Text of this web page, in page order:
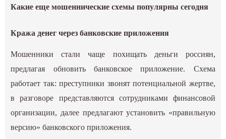
Какие еще мошеннические схемы популярны сегодня
Кража денег через банковские приложения
Мошенники стали чаще похищать деньги россиян,
предлагая обновить банковское приложение. Схема
работает так: преступники звонят потенциальной жертве,
в разговоре представляются сотрудниками финансовой
организации, далее предлагают установить «правильную
версию» банковского приложения.